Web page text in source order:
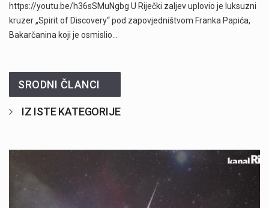
https://youtu.be/h36sSMuNgbg U Riječki zaljev uplovio je luksuzni
kruzer „Spirit of Discovery“ pod zapovjedništvom Franka Papića,
Bakarčanina koji je osmislio…
SRODNI ČLANCI
IZ ISTE KATEGORIJE